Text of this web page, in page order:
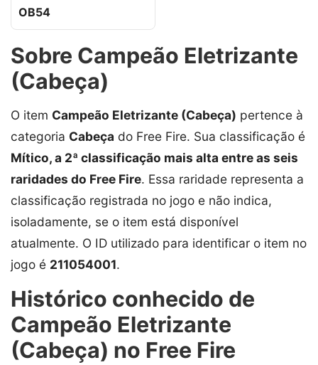
OB54
Sobre Campeão Eletrizante
(Cabeça)
O item Campeão Eletrizante (Cabeça) pertence à
categoria Cabeça do Free Fire. Sua classificação é
Mítico, a 2ª classificação mais alta entre as seis
raridades do Free Fire. Essa raridade representa a
classificação registrada no jogo e não indica,
isoladamente, se o item está disponível
atualmente. O ID utilizado para identificar o item no
jogo é 211054001.
Histórico conhecido de
Campeão Eletrizante
(Cabeça) no Free Fire